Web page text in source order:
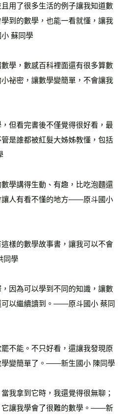
用了很多生活的例子讓我知道數
到的數學，也能一看就懂，讓我
蘇同學
學，數感百科裡面還有很多算數
祕密，讓數學變簡單，不會讓我
但看完書後不僅覺得很好看，最
是誰都被紅髮大姊姊教懂，包括
學講得生動、有趣，比吃泡麵還
讓人有看不懂的地方——原斗國小
樣的數學故事書，讓我可以不會
同學
因為可以學到不同的知識，讓數
可以繼續讀到。——原斗國小 蔡同
不能。不只好看，還讓我發現原
學變簡單了。——新生國小 陳同學
我拿到它時，我還覺得很無聊；
它讓我學會了很難的數學。——新